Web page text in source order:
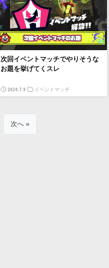
次回イベントマッチでやりそうな
お題を挙げてくスレ
2024.7.9 イベントマッチ
次へ »